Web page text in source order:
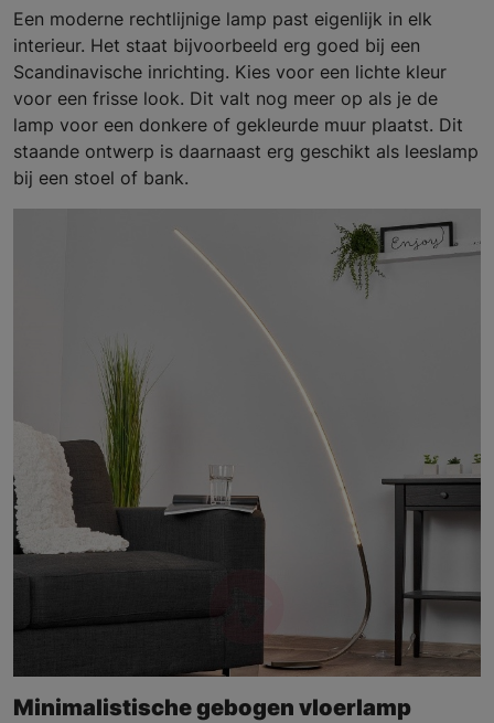
Een moderne rechtlijnige lamp past eigenlijk in elk
interieur. Het staat bijvoorbeeld erg goed bij een
Scandinavische inrichting. Kies voor een lichte kleur
voor een frisse look. Dit valt nog meer op als je de
lamp voor een donkere of gekleurde muur plaatst. Dit
staande ontwerp is daarnaast erg geschikt als leeslamp
bij een stoel of bank.
Minimalistische gebogen vloerlamp